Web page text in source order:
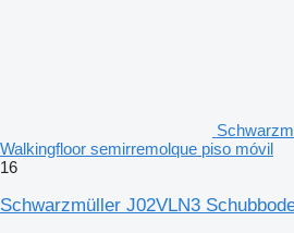
Walkingfloor semirremolque piso móvil
16
Schwarzmüller J02VLN3